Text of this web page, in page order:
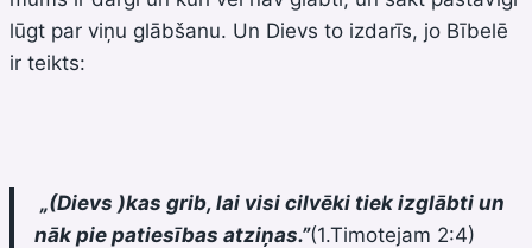
lūgt par viņu glābšanu. Un Dievs to izdarīs, jo Bībelē
ir teikts:
„(Dievs )kas grib, lai visi cilvēki tiek izglābti un
nāk pie patiesības atziņas.”(1.Timotejam 2:4)